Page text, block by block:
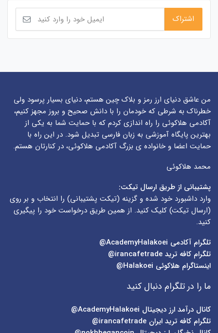
من عاشق دنیای ارز رمز و بلاک چین هستم، دنیای بسیار پرسود ولی
خطرناک به شرطی که خودمان را با دانش صحیح و بروز مجهز کنیم،
آکادمی هلاکوئی را راه اندازی کردم که با حمایت شما به یکی از
بهترین پایگاه آموزشی به زبان فارسی تبدیل شود. در این راه با
حمایت اعضا و خانواده ی بزرگ آکادمی هلاکوئی، در کنارتان هستم.
محمد هلاکوئی
پشتیبانی از طریق ارسال تیکت:
وارد داشبورد خود شده و گزینه (تیکت پشتیبانی) را انتخاب و بر روی
(ارسال تیکت) کلیک کنید. از همین طریق درخواست خود را پیگیری
کنید.
تلگرام آکادمی
تلگرام کافه ترید irancafetrade@
اینستاگرام هلاکوئی Halakoei@
ما را در تلگرام دنبال کنید
کانال درآمد ارز دیجیتال AcademyHalakoei@
تلگرام کافه ترید ایران irancafetrade@